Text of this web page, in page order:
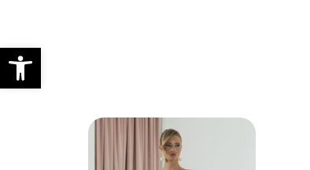
Abrir barra de herramientas